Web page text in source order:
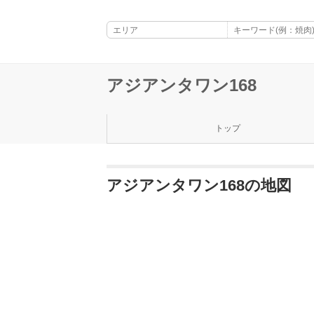
アジアンタワン168
トップ
アジアンタワン168の地図